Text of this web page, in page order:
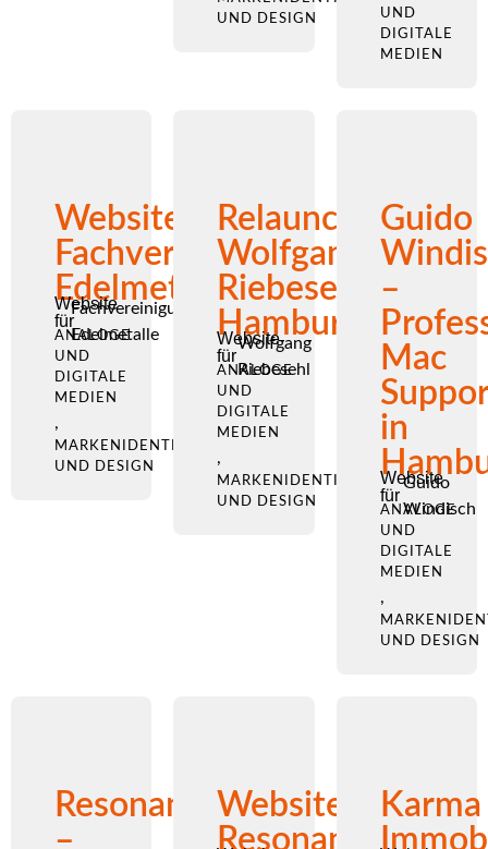
UND DESIGN
UND
DIGITALE
MEDIEN
Website
Fachvereinigung
Edelmetalle
Website
für
Fachvereinigung
Edelmetalle
ANALOGE
UND
DIGITALE
MEDIEN
,
MARKENIDENTITÄT
UND DESIGN
Relaunch
Wolfgang
Riebesehl
Hamburg
Website
für
Wolfgang
Riebesehl
ANALOGE
UND
DIGITALE
MEDIEN
,
MARKENIDENTITÄT
UND DESIGN
Guido
–
Mac
in
Website
für
Guido
Windisch
ANALOGE
UND
DIGITALE
MEDIEN
,
UND DESIGN
Resonanzeffekt
–
Website
Resonanzeffekt
Karma